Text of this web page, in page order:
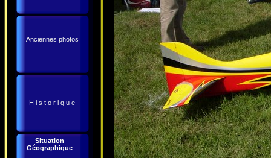
Anciennes photos
H i s t o r i q u e
Situation
Géographique